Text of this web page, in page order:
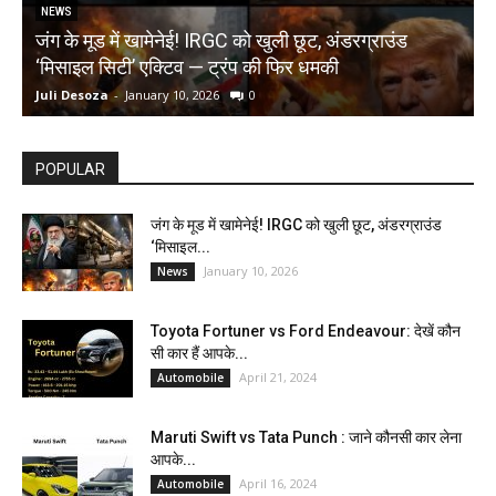
NEWS
जंग के मूड में खामेनेई! IRGC को खुली छूट, अंडरग्राउंड
‘मिसाइल सिटी’ एक्टिव — ट्रंप की फिर धमकी
Juli Desoza - January 10, 2026 0
POPULAR
जंग के मूड में खामेनेई! IRGC को खुली छूट, अंडरग्राउंड
‘मिसाइल...
News January 10, 2026
Toyota Fortuner vs Ford Endeavour: देखें कौन
सी कार हैं आपके...
Automobile April 21, 2024
Maruti Swift vs Tata Punch : जाने कौनसी कार लेना
आपके...
Automobile April 16, 2024